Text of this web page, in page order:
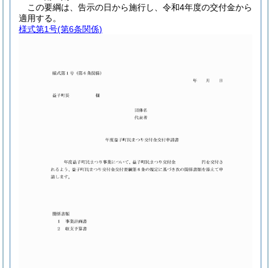
この要綱は、告示の日から施行し、令和4年度の交付金から
適用する。
様式第1号(第6条関係)